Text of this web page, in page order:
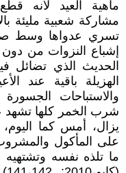
ماهية العيد لأنه
مشاركة شعبية مليئة
تسري عدواها وسط
إشباع النزوات من
الحديث الذي تضائل
الهزيلة باقية عند
والاستباحات
شرب الخمر كلها تشهد
يزال، أمس كما اليوم،
على المأكول
ما تلذه نفسه